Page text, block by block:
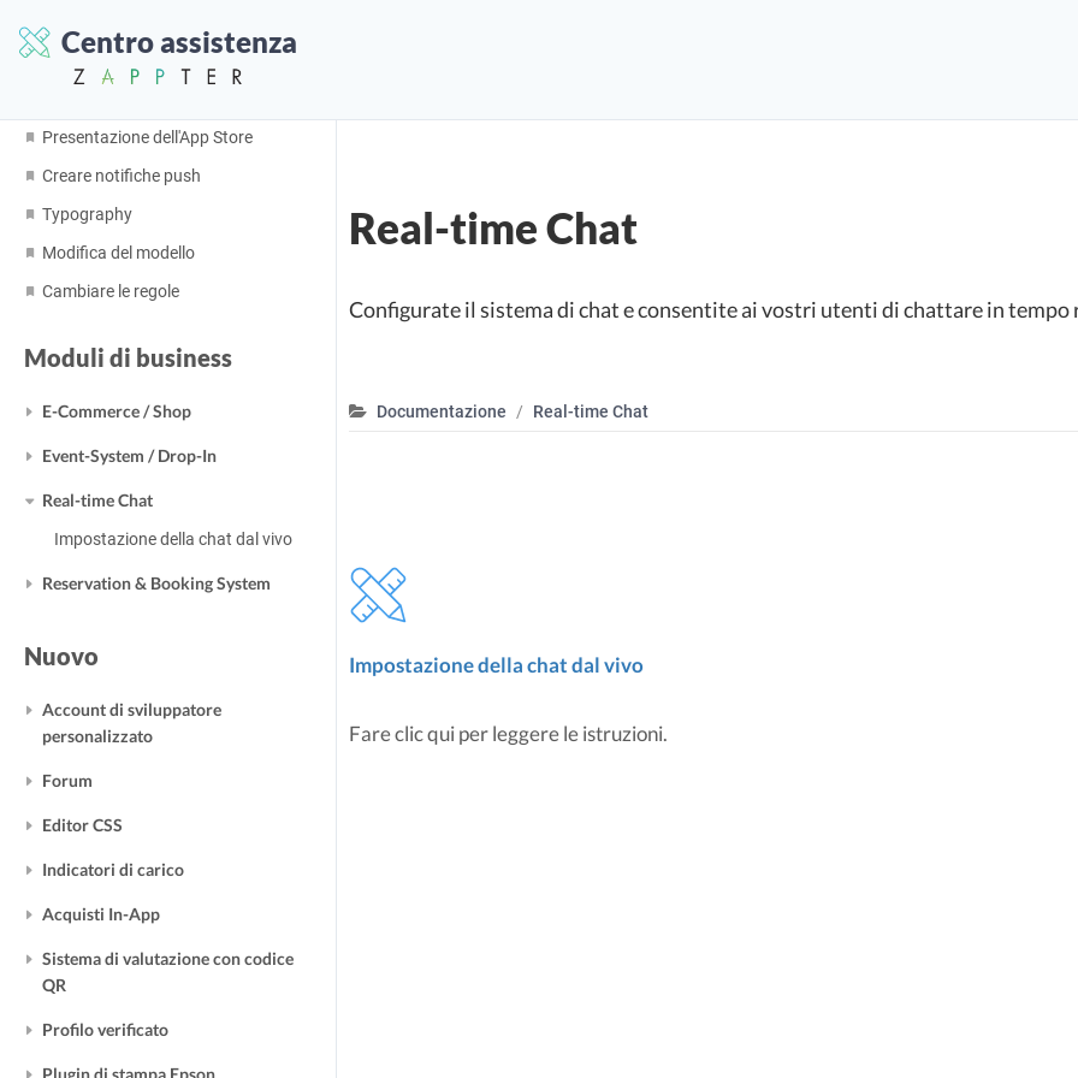
Centro assistenza
Popolare
Presentazione dell'App Store
Creare notifiche push
Typography
Modifica del modello
Cambiare le regole
Moduli di business
E-Commerce / Shop
Event-System / Drop-In
Real-time Chat
Impostazione della chat dal vivo
Reservation & Booking System
Nuovo
Account di sviluppatore
personalizzato
Forum
Editor CSS
Indicatori di carico
Acquisti In-App
Sistema di valutazione con codice
QR
Profilo verificato
Plugin di stampa Epson
Real-time Chat
Configurate il sistema di chat e consentite ai vostri utenti di chattare in tempo
Documentazione Real-time Chat
Impostazione della chat dal vivo
Fare clic qui per leggere le istruzioni.